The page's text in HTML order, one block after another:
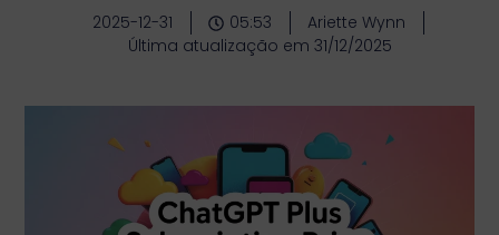
2025-12-31 05:53
Ariette Wynn
Última atualização em 31/12/2025